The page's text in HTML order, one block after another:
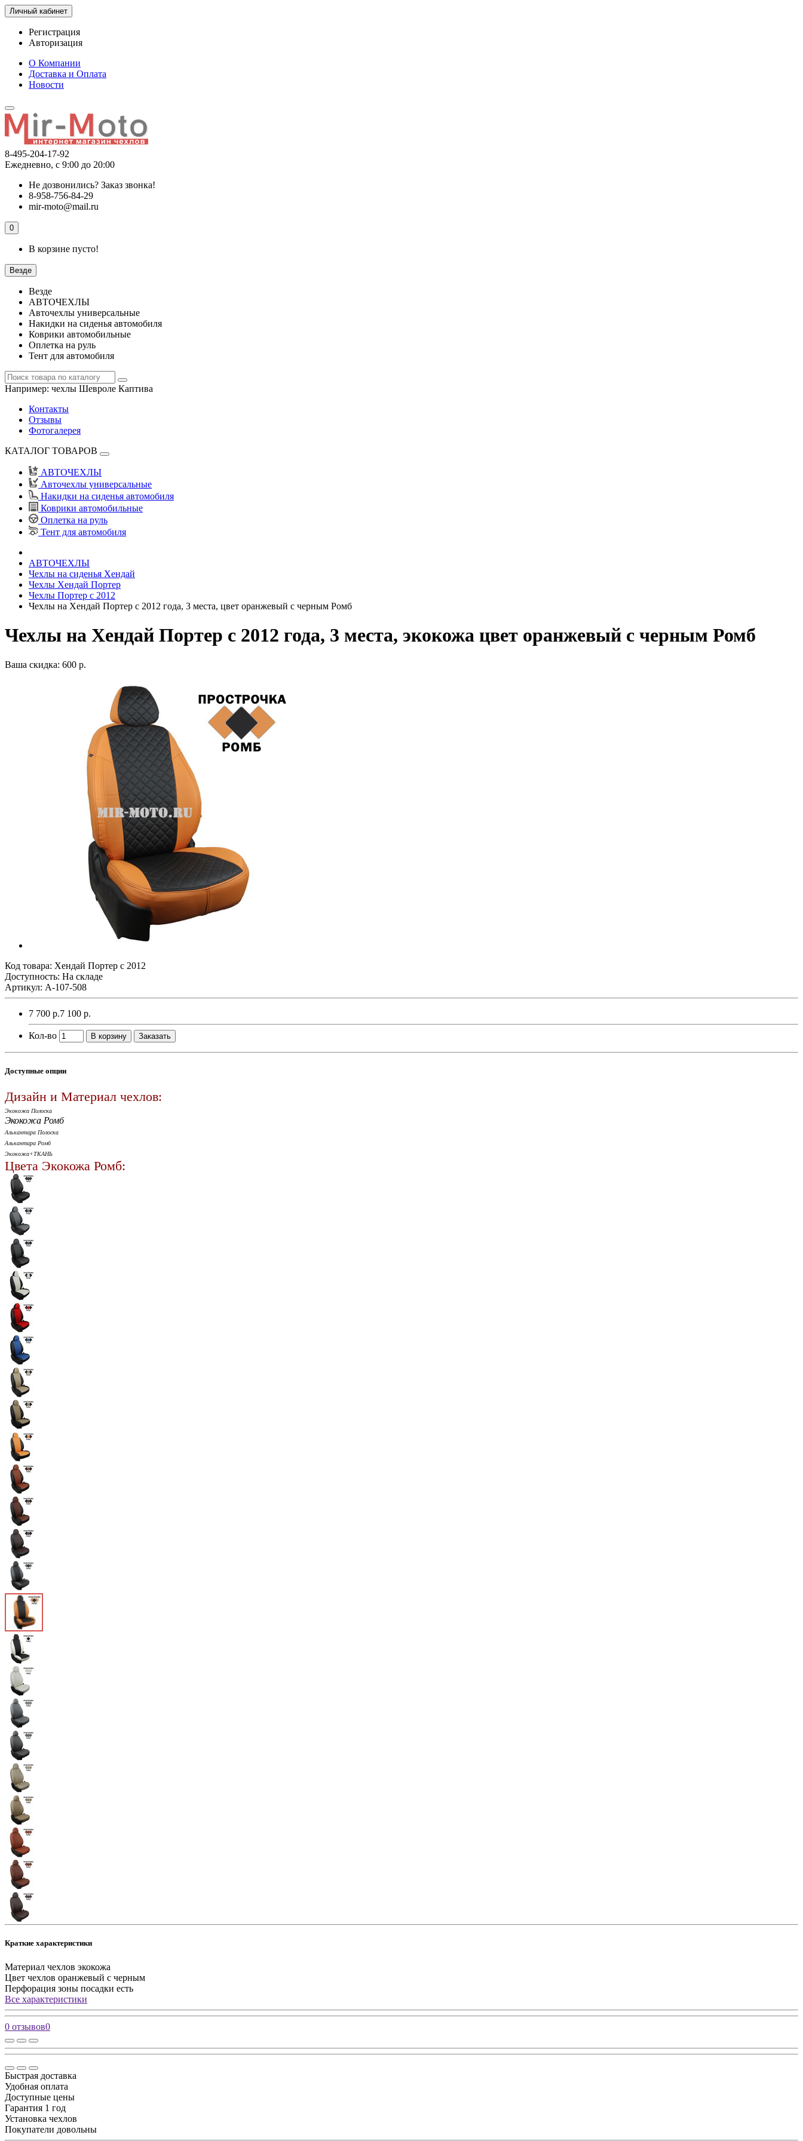
Личный кабинет
Регистрация
Авторизация
О Компании
Доставка и Оплата
Новости
8-495-204-17-92
Ежедневно, с 9:00 до 20:00
Не дозвонились? Заказ звонка!
8-958-756-84-29
mir-moto@mail.ru
0
В корзине пусто!
Везде
Везде
АВТОЧЕХЛЫ
Авточехлы универсальные
Накидки на сиденья автомобиля
Коврики автомобильные
Оплетка на руль
Тент для автомобиля
Например: чехлы Шевроле Каптива
Контакты
Отзывы
Фотогалерея
КАТАЛОГ ТОВАРОВ
АВТОЧЕХЛЫ
Авточехлы универсальные
Накидки на сиденья автомобиля
Коврики автомобильные
Оплетка на руль
Тент для автомобиля
АВТОЧЕХЛЫ
Чехлы на сиденья Хендай
Чехлы Хендай Портер
Чехлы Портер c 2012
Чехлы на Хендай Портер с 2012 года, 3 места, цвет оранжевый с черным Ромб
Чехлы на Хендай Портер с 2012 года, 3 места, экокожа цвет оранжевый с черным Ромб
Ваша скидка: 600 р.
Код товара: Хендай Портер с 2012
Доступность: На складе
Артикул: A-107-508
7 700 р.7 100 р.
Кол-во В корзину Заказать
Доступные опции
Дизайн и Материал чехлов:
Экокожа Полоска
Экокожа Ромб
Алькантара Полоска
Алькантара Ромб
Экокожа+ТКАНЬ
Цвета Экокожа Ромб:
Краткие характеристики
Материал чехлов экокожа
Цвет чехлов оранжевый с черным
Перфорация зоны посадки есть
Все характеристики
0 отзывов0
Быстрая доставка
Удобная оплата
Доступные цены
Гарантия 1 год
Установка чехлов
Покупатели довольны